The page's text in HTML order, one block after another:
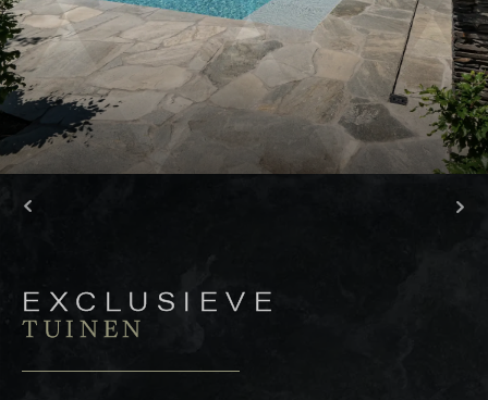
EXCLUSIEVE
TUINEN